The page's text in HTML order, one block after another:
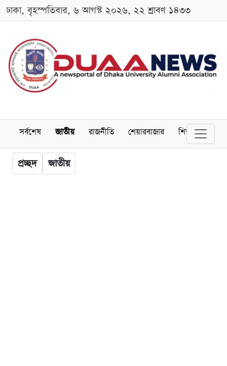
ঢাকা, বৃহস্পতিবার, ৬ আগস্ট ২০২৬, ২২ শ্রাবণ ১৪৩৩
সর্বশেষ জাতীয় রাজনীতি শেয়ারবাজার শিক্ষা
প্রচ্ছদ জাতীয়